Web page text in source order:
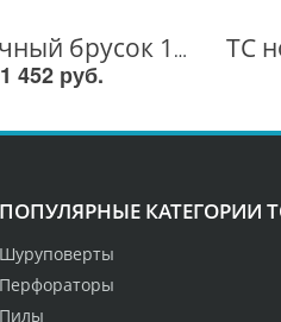
Доводочный брусок 150мм 794061-7 794061-7
1 452 руб.
ПОПУЛЯРНЫЕ КАТЕГОРИИ
Шуруповерты
Перфораторы
Пилы